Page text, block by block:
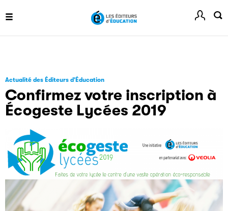
Actualité des Éditeurs d'Éducation
Confirmez votre inscription à
Écogeste Lycées 2019
des acteurs de la filière du livre. Suivez les ventes de vos